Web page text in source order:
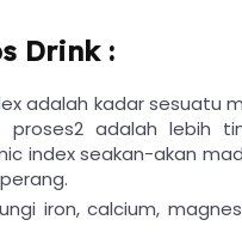
Drink :
adalah kadar sesuatu
adalah lebih
index seakan-akan
iron, calcium,